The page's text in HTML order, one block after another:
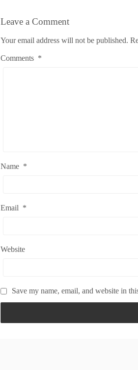
Leave a Comment
Your email address will not be published.
Comments *
Name *
Email *
Website
Save my name, email, and website in